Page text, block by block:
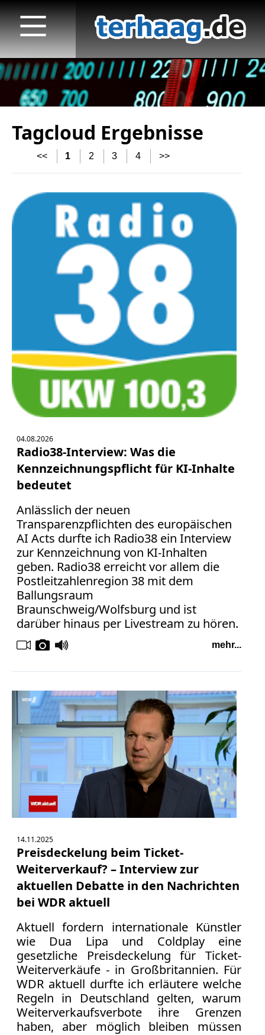
Tagcloud Ergebnisse
<< 1 2 3 4 >>
04.08.2026
Radio38-Interview: Was die
Kennzeichnungspflicht für KI-Inhalte
bedeutet
Anlässlich der neuen
Transparenzpflichten des europäischen
AI Acts durfte ich Radio38 ein Interview
zur Kennzeichnung von KI-Inhalten
geben. Radio38 erreicht vor allem die
Postleitzahlenregion 38 mit dem
Ballungsraum
Braunschweig/Wolfsburg und ist
darüber hinaus per Livestream zu hören.
mehr...
14.11.2025
Preisdeckelung beim Ticket-
Weiterverkauf? – Interview zur
aktuellen Debatte in den Nachrichten
bei WDR aktuell
Aktuell fordern internationale Künstler
wie Dua Lipa und Coldplay eine
gesetzliche Preisdeckelung für Ticket-
Weiterverkäufe - in Großbritannien. Für
WDR aktuell durfte ich erläutere welche
Regeln in Deutschland gelten, warum
Weiterverkaufsverbote ihre Grenzen
haben, aber möglich bleiben müssen
Startseite
Veröffentlichungen
print & online
Bücher
Kontakt
Datenschutz
AGB
Aktuelle
Stunde
BGH
Beleidigung
Ebay
Facebook
Fotorecht
Google
Haftung
Influencer
Instagram
Internetrecht
Markenrecht
Meinungsfreiheit
Persönlichkeitsrecht
Print
Radio
Sportwetten
TV
Tagesspiegel
Urheberrecht
Verbraucherrecht
Volle
WDR
Werbung
Wettbewerbsrecht
ZDF
print